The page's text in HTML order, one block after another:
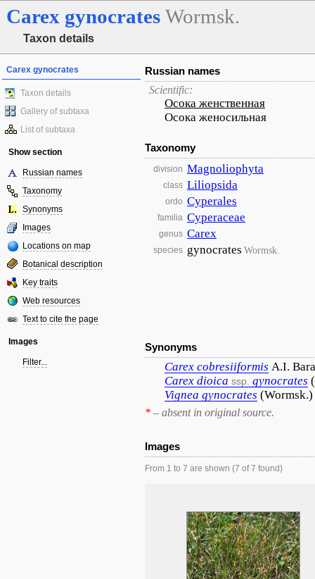
Carex gynocrates Wormsk.
Taxon details
Carex gynocrates
Taxon details
Gallery of subtaxa
List of subtaxa
Show section
Russian names
Taxonomy
Synonyms
Images
Locations on map
Botanical description
Key traits
Web resources
Text to cite the page
Images
Filter...
Russian names
Scientific:
Осока женственная
Осока женосильная
Taxonomy
division Magnoliophyta
class Liliopsida
ordo Cyperales
familia Cyperaceae
genus Carex
species gynocrates Wormsk.
Synonyms
Carex cobresiiformis A.I.
Carex dioica ssp. gynocrates
Vignea gynocrates
* – absent in original source.
Images
From 1 to 7 are shown (7 of 7 found)